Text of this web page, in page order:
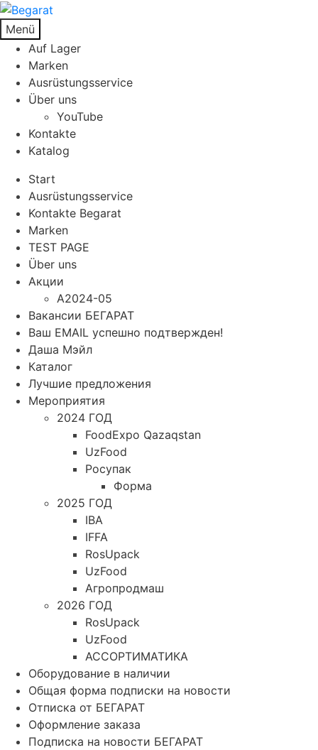
Menü
Auf Lager
Marken
Ausrüstungsservice
Über uns
YouTube
Kontakte
Katalog
Start
Ausrüstungsservice
Kontakte Begarat
Marken
TEST PAGE
Über uns
Акции
A2024-05
Вакансии БЕГАРАТ
Ваш EMAIL успешно подтвержден!
Даша Мэйл
Каталог
Лучшие предложения
Мероприятия
2024 ГОД
FoodExpo Qazaqstan
UzFood
Росупак
Форма
2025 ГОД
IBA
IFFA
RosUpack
UzFood
Агропродмаш
2026 ГОД
RosUpack
UzFood
АССОРТИМАТИКА
Оборудование в наличии
Общая форма подписки на новости
Отписка от БЕГАРАТ
Оформление заказа
Подписка на новости БЕГАРАТ